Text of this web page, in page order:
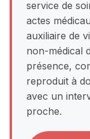
service de
actes
auxiliaire de
non-médical
présence,
reproduit à
avec un
proche.